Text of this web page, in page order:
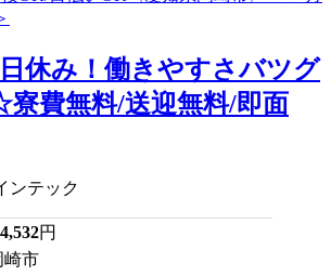
休み！働きやすさバツグ
費無料/送迎無料/即面
ンテック
円
崎市